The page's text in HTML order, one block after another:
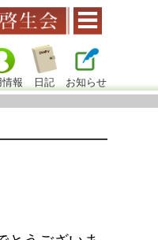
報 日記
お知らせ